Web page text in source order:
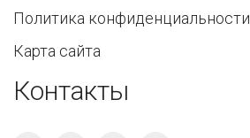
Политика конфиденциальности
Карта сайта
Контакты